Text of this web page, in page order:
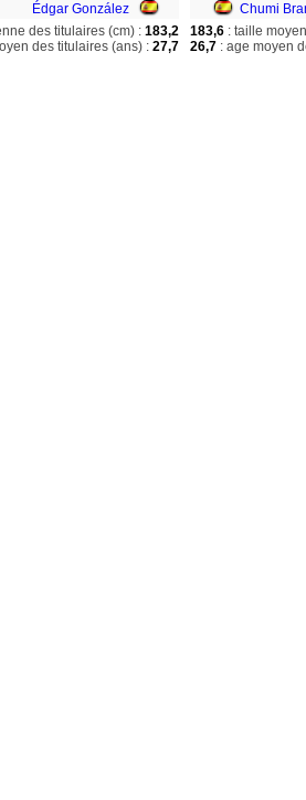
Édgar González
Chumi
des titulaires (cm) : 183,2
des titulaires (ans) : 27,7
183,6 : taille
26,7 : age moyen